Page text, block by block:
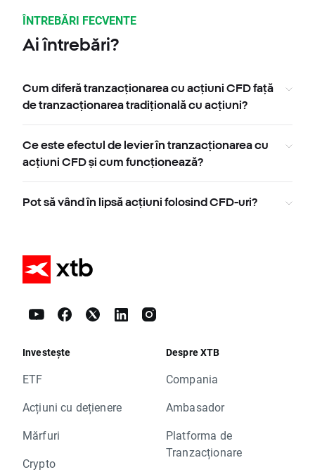
ÎNTREBĂRI FECVENTE
Ai întrebări?
Cum diferă tranzacționarea cu acțiuni CFD față
de tranzacționarea tradițională cu acțiuni?
Ce este efectul de levier în tranzacționarea cu
acțiuni CFD și cum funcționează?
Pot să vând în lipsă acțiuni folosind CFD-uri?
Investește
ETF
Acțiuni cu dețienere
Mărfuri
Crypto
Despre XTB
Compania
Ambasador
Platforma de
Tranzacționare